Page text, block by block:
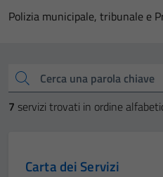
Polizia municipale, tribunale e
Cerca una parola chiave
7 servizi trovati in ordine
Carta dei Servizi